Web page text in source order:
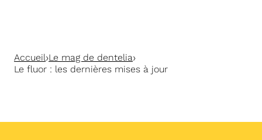
Accueil›Le mag de dentelia›
Le fluor : les dernières mises à jour